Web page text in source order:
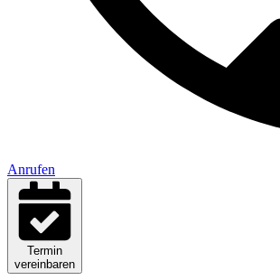
Anrufen
Termin
vereinbaren